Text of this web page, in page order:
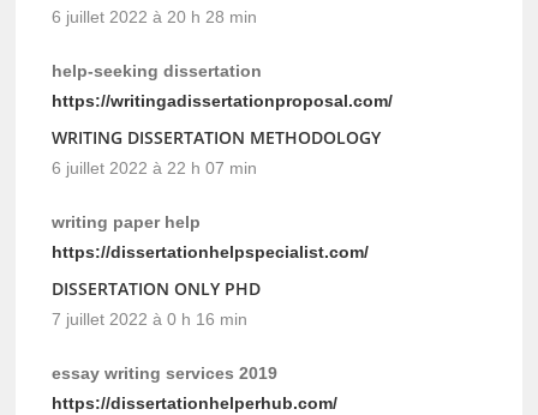
6 juillet 2022 à 20 h 28 min
help-seeking dissertation
https://writingadissertationproposal.com/
WRITING DISSERTATION METHODOLOGY
6 juillet 2022 à 22 h 07 min
writing paper help
https://dissertationhelpspecialist.com/
DISSERTATION ONLY PHD
7 juillet 2022 à 0 h 16 min
essay writing services 2019
https://dissertationhelperhub.com/